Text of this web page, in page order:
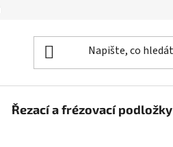
Řezací a frézovací podložky